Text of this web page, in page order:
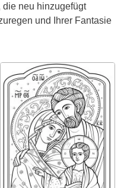
neu hinzugefügt
und Ihrer Fantasie